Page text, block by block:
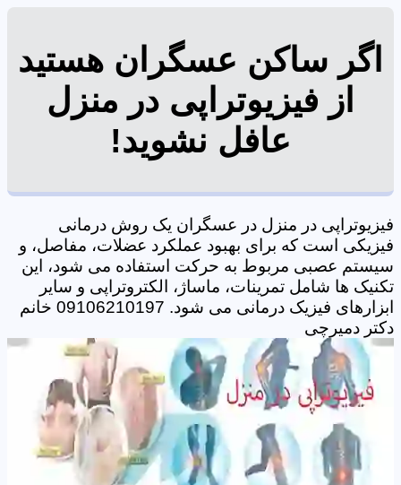
اگر ساکن عسگران هستید
از فیزیوتراپی در منزل
عافل نشوید!
فیزیوتراپی در منزل در عسگران یک روش درمانی
فیزیکی است که برای بهبود عملکرد عضلات، مفاصل، و
سیستم عصبی مربوط به حرکت استفاده می شود، این
تکنیک ها شامل تمرینات، ماساژ، الکتروتراپی و سایر
ابزارهای فیزیک درمانی می شود. 09106210197 خانم
دکتر دمیرچی